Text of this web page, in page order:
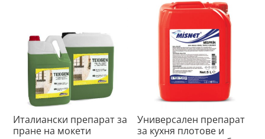
Италиански препарат за
пране на мокети
Универсален препарат
за кухня плотове и